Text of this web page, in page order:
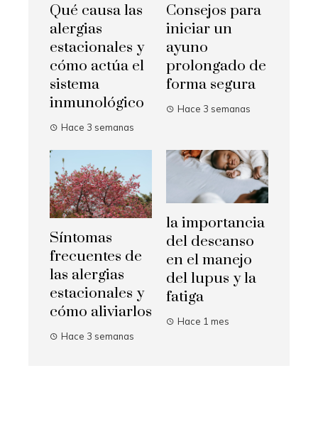
Qué causa las
alergias
estacionales y
cómo actúa el
sistema
inmunológico
Hace 3 semanas
Consejos para
iniciar un
ayuno
prolongado de
forma segura
Hace 3 semanas
Síntomas
frecuentes de
las alergias
estacionales y
cómo aliviarlos
Hace 3 semanas
la importancia
del descanso
en el manejo
del lupus y la
fatiga
Hace 1 mes